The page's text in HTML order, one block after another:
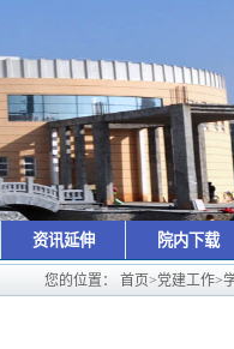
资讯延伸 院内下载
您的位置： 首页>党建工作>